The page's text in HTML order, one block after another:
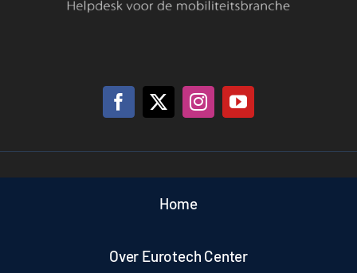
Home
Over Eurotech Center